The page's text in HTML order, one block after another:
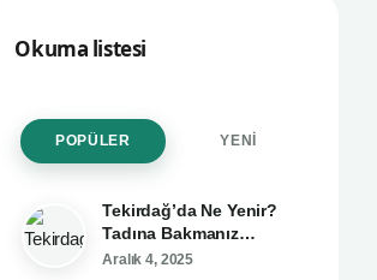
Okuma listesi
POPÜLER YENI
Tekirdağ’da Ne Yenir?
Tadına Bakmanız
Gereken 14 Meşhur
Aralık 4, 2025